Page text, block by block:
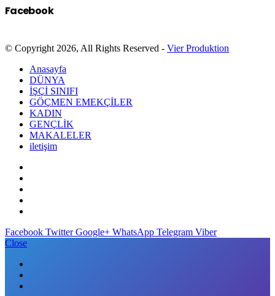
Facebook
© Copyright 2026, All Rights Reserved - Vier Produktion
Anasayfa
DÜNYA
İŞÇİ SINIFI
GÖÇMEN EMEKÇİLER
KADIN
GENÇLİK
MAKALELER
iletişim
Facebook Twitter Google+ WhatsApp Telegram Viber
Close